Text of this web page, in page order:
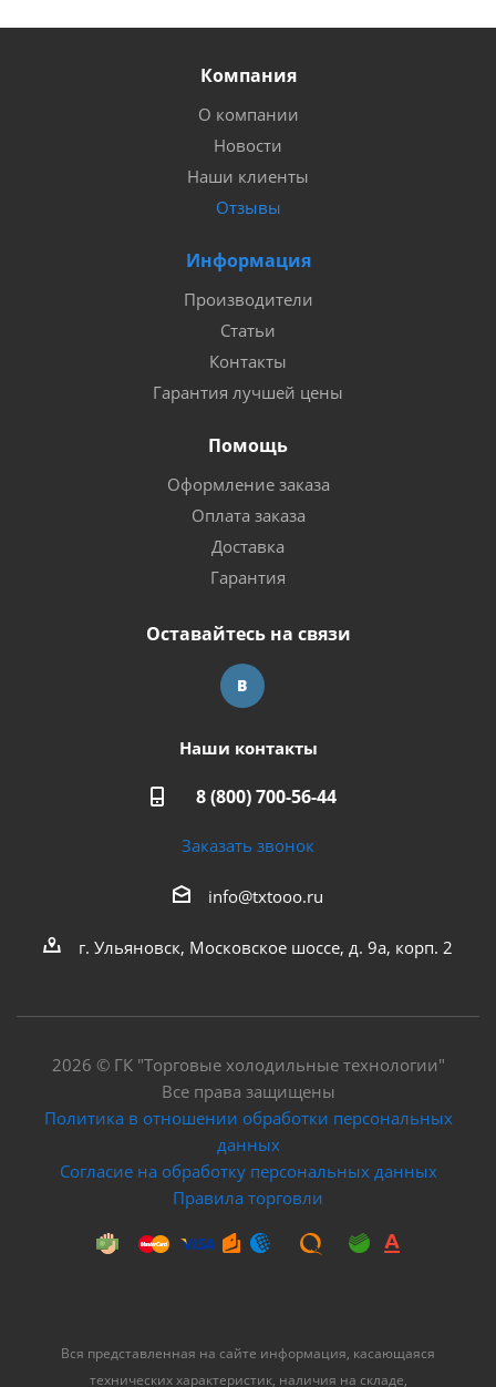
Компания
О компании
Новости
Наши клиенты
Отзывы
Информация
Производители
Статьи
Контакты
Гарантия лучшей цены
Помощь
Оформление заказа
Оплата заказа
Доставка
Гарантия
Оставайтесь на связи
Наши контакты
8 (800) 700-56-44
Заказать звонок
info@txtooo.ru
г. Ульяновск, Московское шоссе, д. 9а, корп. 2
2026 © ГК "Торговые холодильные технологии"
Все права защищены
Политика в отношении обработки персональных
данных
Согласие на обработку персональных данных
Правила торговли
Вся представленная на сайте информация, касающаяся
технических характеристик, наличия на складе,